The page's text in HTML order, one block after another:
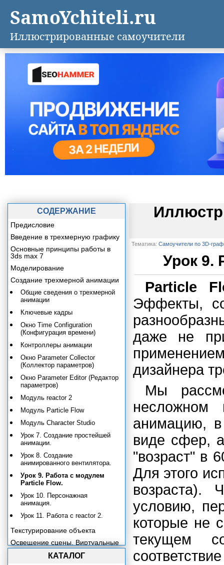
Тематика: Самоучители по 3D-
Урок 9.
Particle
Эффекты,
даже не
дизайнера
Мы
несложном
анимацию, в
виде сфер,
"возраст" в
Для этого
возраста).
условию,
которые не
текущем
СОДЕРЖАНИЕ
Предисловие
Введение в трехмерную графику
Основные принципы работы в
3ds max 7
Моделирование
Создание трехмерной анимации
Общие сведения о трехмерной
анимации
Ключевые кадры
Окно Time Configuration
(Конфигурация времени)
Контроллеры анимации
Окно Parameter Collector
(Коллектор параметров)
Окно Parameter Editor (Редактор
параметров)
Модуль reactor 2
Модуль Particle Flow
Модуль Character Studio
Урок 7. Создание простейшей
анимации.
Урок 8. Создание
анимированного вентилятора.
Урок 9. Работа с модулем
Particle Flow.
Урок 10. Персонажная
анимация.
Урок 11. Работа с reactor 2.
Текстурирование объекта
Освещение сцены. Виртуальные
камеры.
КАТАЛОГ
SamoYchiteli.ru
Иллюстрированные самоучители